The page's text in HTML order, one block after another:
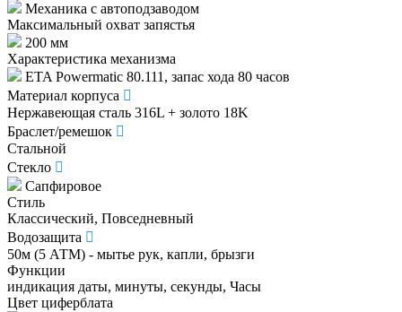
Механика с автоподзаводом
Максимальный охват запястья
200 мм
Характеристика механизма
ETA Powermatic 80.111, запас хода 80 часов
Материал корпуса
Нержавеющая сталь 316L + золото 18K
Браслет/ремешок
Стальной
Стекло
Сапфировое
Стиль
Классический, Повседневный
Водозащита
50м (5 АТМ) - мытье рук, капли, брызги
Функции
индикация даты, минуты, секунды, Часы
Цвет циферблата